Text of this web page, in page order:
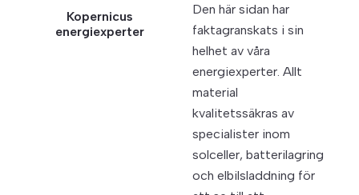
Kopernicus
energiexperter
Den här sidan har
faktagranskats i sin
helhet av våra
energiexperter. Allt
material
kvalitetssäkras av
specialister inom
solceller, batterilagring
och elbilsladdning för